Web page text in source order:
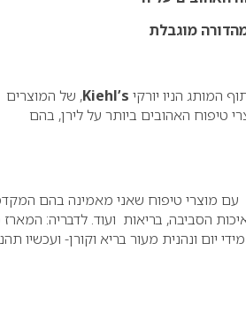
מוגבלת
המותג הניו יורקי Kiehl’s, של המוצרים
עליה, במהדורה מוגבלת. המארז יכלול 6 מוצרי טיפוח האהובים ביותר על לירן, בהם
מוצרי טיפוח שאני מאמינה בהם
הסביבה, בריאות ועוד. לדבריה: המארז
ונהנית מעור בריא וקורן- ועכשיו